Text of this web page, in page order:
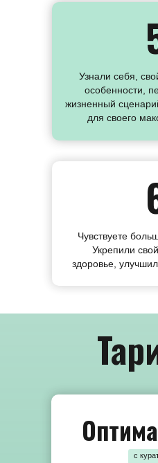
Узнали себя,
особенности,
жизненный
для своего
Чувствуете
Укрепили
здоровье,
с